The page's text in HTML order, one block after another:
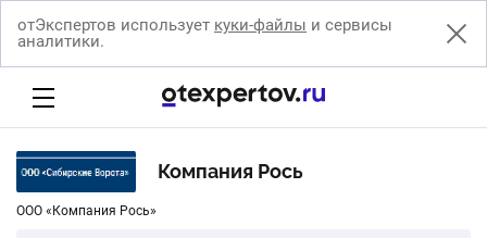
отЭкспертов использует куки-файлы и сервисы
аналитики.
Компания Рось
ООО «Компания Рось»